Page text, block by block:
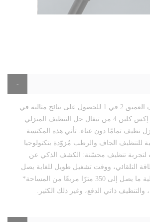
بفضل تقنية التنظيف العميق 2 في 1 للحصول على نتائج مثالية في
نصف الوقت، تُعد إكس كلين 4 من تيفال حل التنظيف المنزلي
نظيف تمامًا دون عناء. تأتي هذه المكنسة
للتنظيف الجاف والرطب مُزوّدة بتكنولوجيا
لتجربة تنظيف محسّنة: الكشف الذكي عن
التلقائي، ووقت تشغيل طويل للغاية يصل
إلى 50 دقيقة لتغطية ما يصل إلى 350 مترًا مربعًا من المساحة*
والتنظيف ذاتي الدفع، وغير ذلك الكثير.